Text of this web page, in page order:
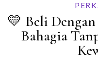
💛 Beli
Bahagia